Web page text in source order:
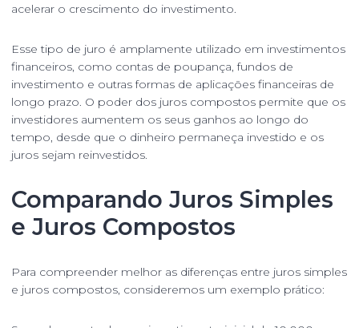
acelerar o crescimento do investimento.
Esse tipo de juro é amplamente utilizado em investimentos
financeiros, como contas de poupança, fundos de
investimento e outras formas de aplicações financeiras de
longo prazo. O poder dos juros compostos permite que os
investidores aumentem os seus ganhos ao longo do
tempo, desde que o dinheiro permaneça investido e os
juros sejam reinvestidos.
Comparando Juros Simples
e Juros Compostos
Para compreender melhor as diferenças entre juros simples
e juros compostos, consideremos um exemplo prático: